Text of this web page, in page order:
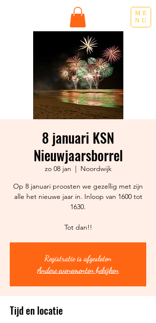
ME
NU
8 januari KSN
Nieuwjaarsborrel
zo 08 jan
  |
Noordwijk
Op 8 januari proosten we gezellig met zijn
alle het nieuwe jaar in. Inloop van 1600 tot
1630.
Tot dan!!
Registratie is afgesloten
Andere evenementen bekijken
Tijd en locatie